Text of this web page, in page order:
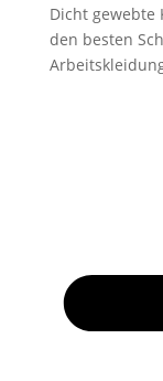
Dicht
den besten